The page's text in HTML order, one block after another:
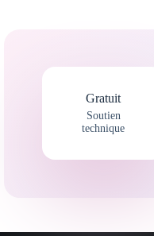
Gratuit
Soutien
technique